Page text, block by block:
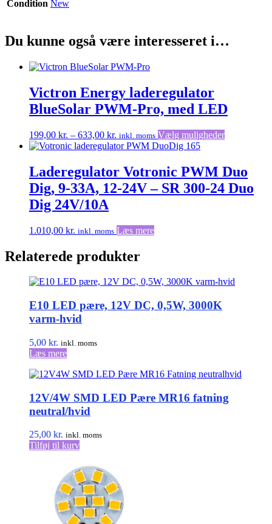
Condition New
Du kunne også være interesseret i…
Victron Energy laderegulator
BlueSolar PWM-Pro, med LED
199,00 kr. – 633,00 kr. Prisinterval:
199,00 kr.
633,00 kr.
inkl. moms Vælg mulighederDette
flere
varianter.
Laderegulator Votronic PWM Duo
Dig, 9-33A, 12-24V – SR 300-24 Duo
Dig 24V/10A
1.010,00 kr. inkl. moms Læs mere
Relaterede produkter
E10 LED pære, 12V DC, 0,5W, 3000K
varm-hvid
5,00 kr. inkl. moms
Læs mere
12V/4W SMD LED Pære MR16 fatning
neutral/hvid
25,00 kr. inkl. moms
Tilføj til kurv